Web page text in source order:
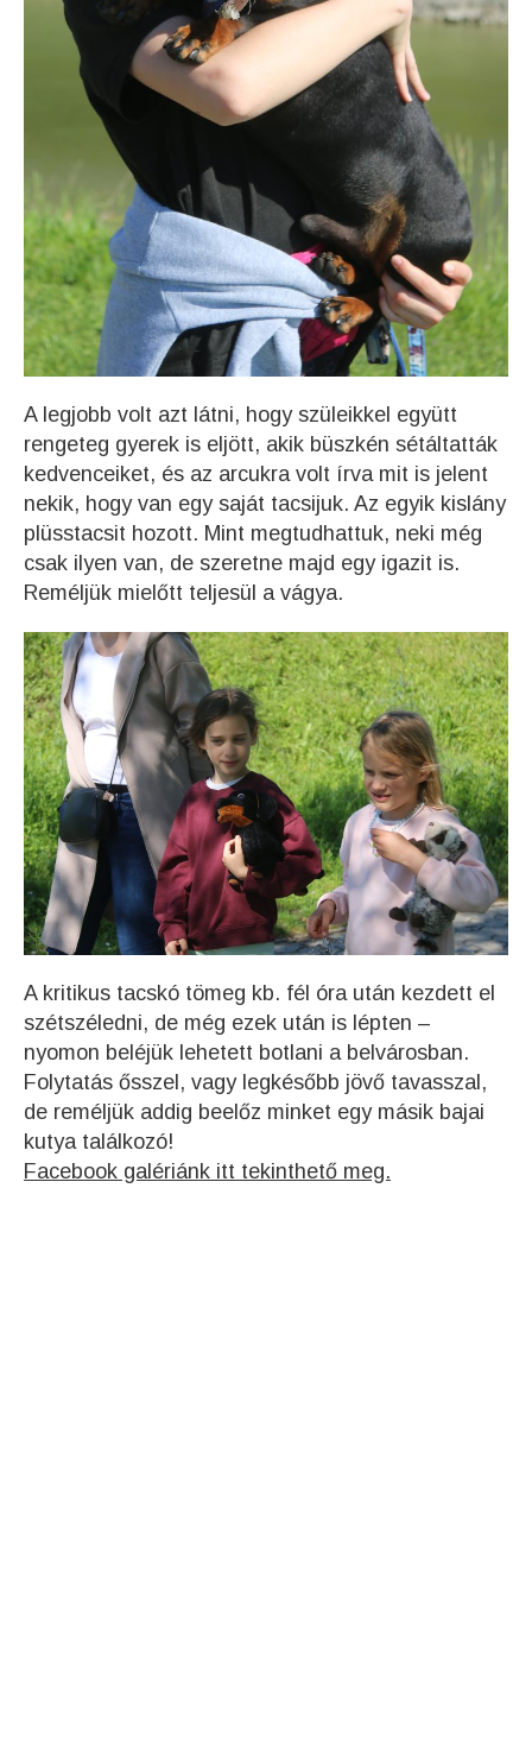
A legjobb volt azt látni, hogy szüleikkel együtt
rengeteg gyerek is eljött, akik büszkén sétáltatták
kedvenceiket, és az arcukra volt írva mit is jelent
nekik, hogy van egy saját tacsijuk. Az egyik kislány
plüsstacsit hozott. Mint megtudhattuk, neki még
csak ilyen van, de szeretne majd egy igazit is.
Reméljük mielőtt teljesül a vágya.
A kritikus tacskó tömeg kb. fél óra után kezdett el
szétszéledni, de még ezek után is lépten –
nyomon beléjük lehetett botlani a belvárosban.
Folytatás ősszel, vagy legkésőbb jövő tavasszal,
de reméljük addig beelőz minket egy másik bajai
kutya találkozó!
Facebook galériánk itt tekinthető meg.